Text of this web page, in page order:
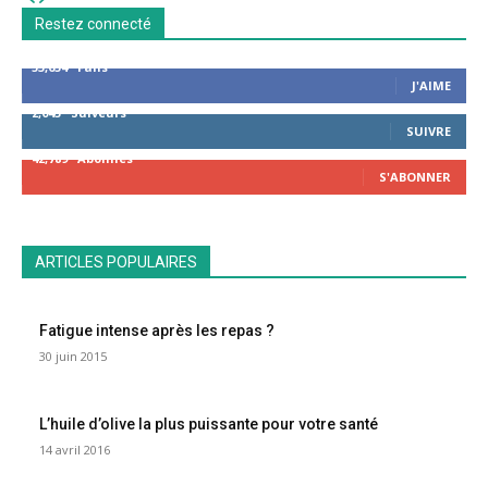
Restez connecté
53,654
Fans
J'AIME
2,043 Suiveurs
SUIVRE
42,789 Abonnés
S'ABONNER
ARTICLES POPULAIRES
Fatigue intense après les repas ?
30 juin 2015
L’huile d’olive la plus puissante pour votre santé
14 avril 2016